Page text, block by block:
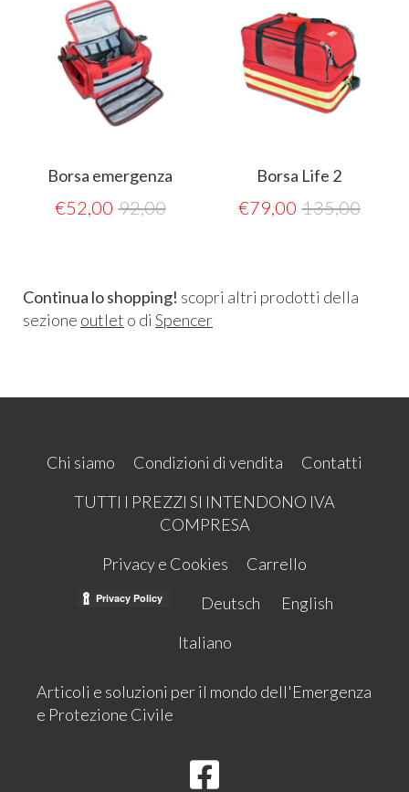
Borsa emergenza
€52,00 92,00
Borsa Life 2
€79,00 135,00
Continua lo shopping! scopri altri prodotti della
sezione outlet o di Spencer
Chi siamo Condizioni di vendita
Contatti
TUTTI I PREZZI SI INTENDONO IVA
COMPRESA
Privacy e Cookies
Carrello
Deutsch
English
Italiano
Articoli e soluzioni per il mondo dell'Emergenza
e Protezione Civile